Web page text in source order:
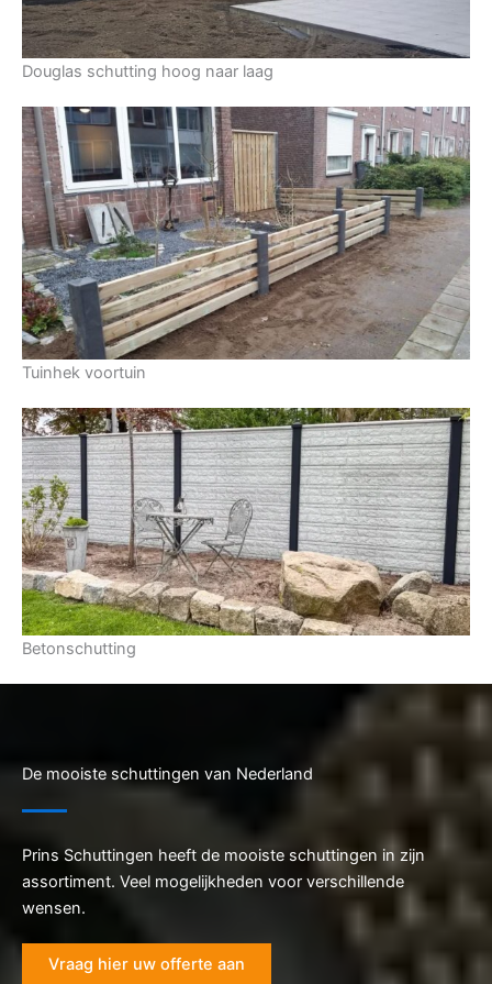
Douglas schutting hoog naar laag
Tuinhek voortuin
Betonschutting
De mooiste schuttingen van Nederland
Prins Schuttingen heeft de mooiste schuttingen in zijn
assortiment. Veel mogelijkheden voor verschillende
wensen.
Vraag hier uw offerte aan